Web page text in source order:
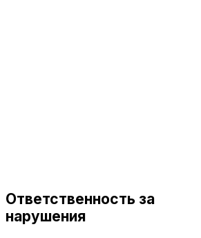
Ответственность за
нарушения